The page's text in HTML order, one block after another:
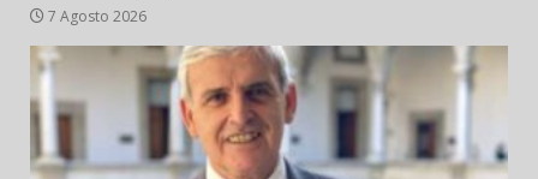
7 Agosto 2026